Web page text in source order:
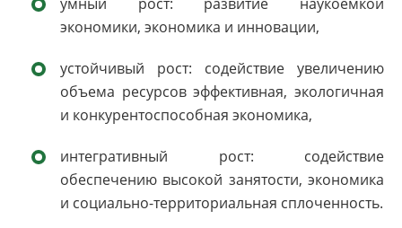
экономики, экономика и инновации,
устойчивый рост: содействие увеличению
объема ресурсов эффективная, экологичная
и конкурентоспособная экономика,
интегративный рост: содействие
обеспечению высокой занятости, экономика
и социально-территориальная сплоченность.